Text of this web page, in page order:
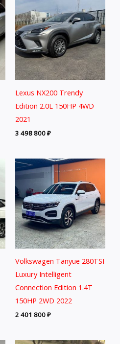
Lexus NX200 Trendy
Edition 2.0L 150HP 4WD
2021
3 498 800₽
Volkswagen Tanyue 280TSI
Luxury Intelligent
Connection Edition 1.4T
150HP 2WD 2022
2 401 800₽